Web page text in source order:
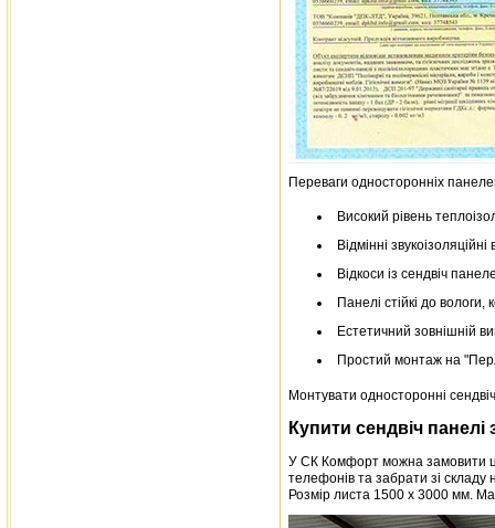
Переваги односторонніх
Високий рівень
Відмінні звукоізоляційні
Відкоси із сендвіч
Панелі стійкі до вологи,
Естетичний зовнішній
Простий монтаж на
Монтувати односторонні
Купити сендвіч
У СК Комфорт можна замовити
телефонів та забрати зі складу
Розмір листа 1500 х 3000 мм.